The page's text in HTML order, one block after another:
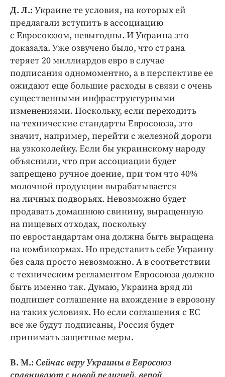
Д. Л.: Украине те условия, на которых ей
предлагали вступить в ассоциацию
с Евросоюзом, невыгодны. И Украина это
доказала. Уже озвучено было, что страна
теряет 20 миллиардов евро в случае
подписания одномоментно, а в перспективе ее
ожидают еще большие расходы в связи с очень
существенными инфраструктурными
изменениями. Поскольку, если переходить
на технические стандарты Евросоюза, это
значит, например, перейти с железной дороги
на узкоколейку. Если бы украинскому народу
объяснили, что при ассоциации будет
запрещено ручное доение, при том что 40%
молочной продукции вырабатывается
на личных подворьях. Невозможно будет
продавать домашнюю свинину, выращенную
на пищевых отходах, поскольку
по евростандартам она должна быть выращена
на комбикормах. Но представить себе Украину
без сала просто невозможно. А в соответствии
с техническим регламентом Евросоюза должно
быть именно так. Думаю, Украина вряд ли
подпишет соглашение на вхождение в еврозону
на таких условиях. Но если соглашения с ЕС
все же будут подписаны, Россия будет
принимать защитные меры.
В. М.: Сейчас веру Украины в Евросоюз